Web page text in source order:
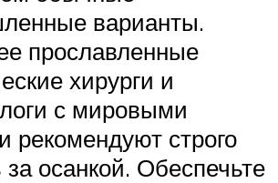
варианты.
прославленные
хирурги и
с мировыми
рекомендуют строго
за осанкой. Обеспечьте